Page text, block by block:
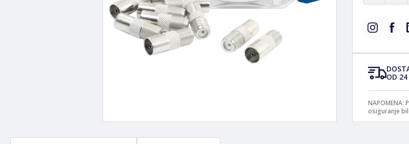
OD
osiguranje